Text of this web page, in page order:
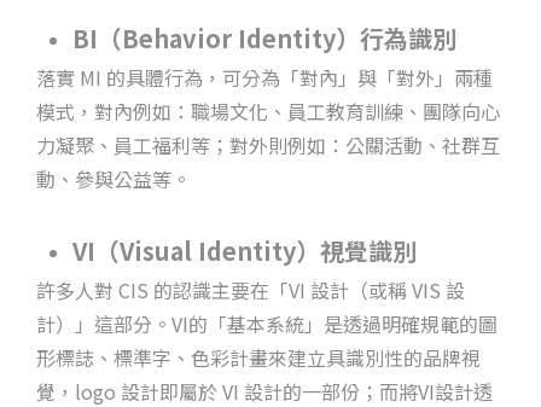
BI（Behavior Identity）行為識別
落實 MI 的具體行為，可分為「對內」與「對外」兩種
模式，對內例如：職場文化、員工教育訓練、團隊向心
力凝聚、員工福利等；對外則例如：公關活動、社群互
動、參與公益等。
VI（Visual Identity）視覺識別
許多人對 CIS 的認識主要在「VI 設計（或稱 VIS 設
計）」這部分。VI的「基本系統」是透過明確規範的圖
形標誌、標準字、色彩計畫來建立具識別性的品牌視
覺，logo 設計即屬於 VI 設計的一部份；而將VI設計透